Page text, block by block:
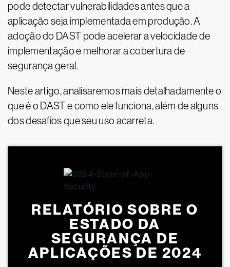
pode detectar vulnerabilidades antes que a
aplicação seja implementada em produção. A
adoção do DAST pode acelerar a velocidade de
implementação e melhorar a cobertura de
segurança geral.
Neste artigo, analisaremos mais detalhadamente o
que é o DAST e como ele funciona, além de alguns
dos desafios que seu uso acarreta.
RELATÓRIO SOBRE O
ESTADO DA
SEGURANÇA DE
APLICAÇÕES DE 2024